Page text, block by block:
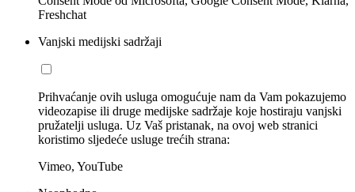
Freshchat
Vanjski medijski sadržaji
Prihvaćanje ovih usluga omogućuje nam da Vam pokazujemo
videozapise ili druge medijske sadržaje koje hostiraju vanjski
pružatelji usluga. Uz Vaš pristanak, na ovoj web stranici
koristimo sljedeće usluge trećih strana:
Vimeo, YouTube